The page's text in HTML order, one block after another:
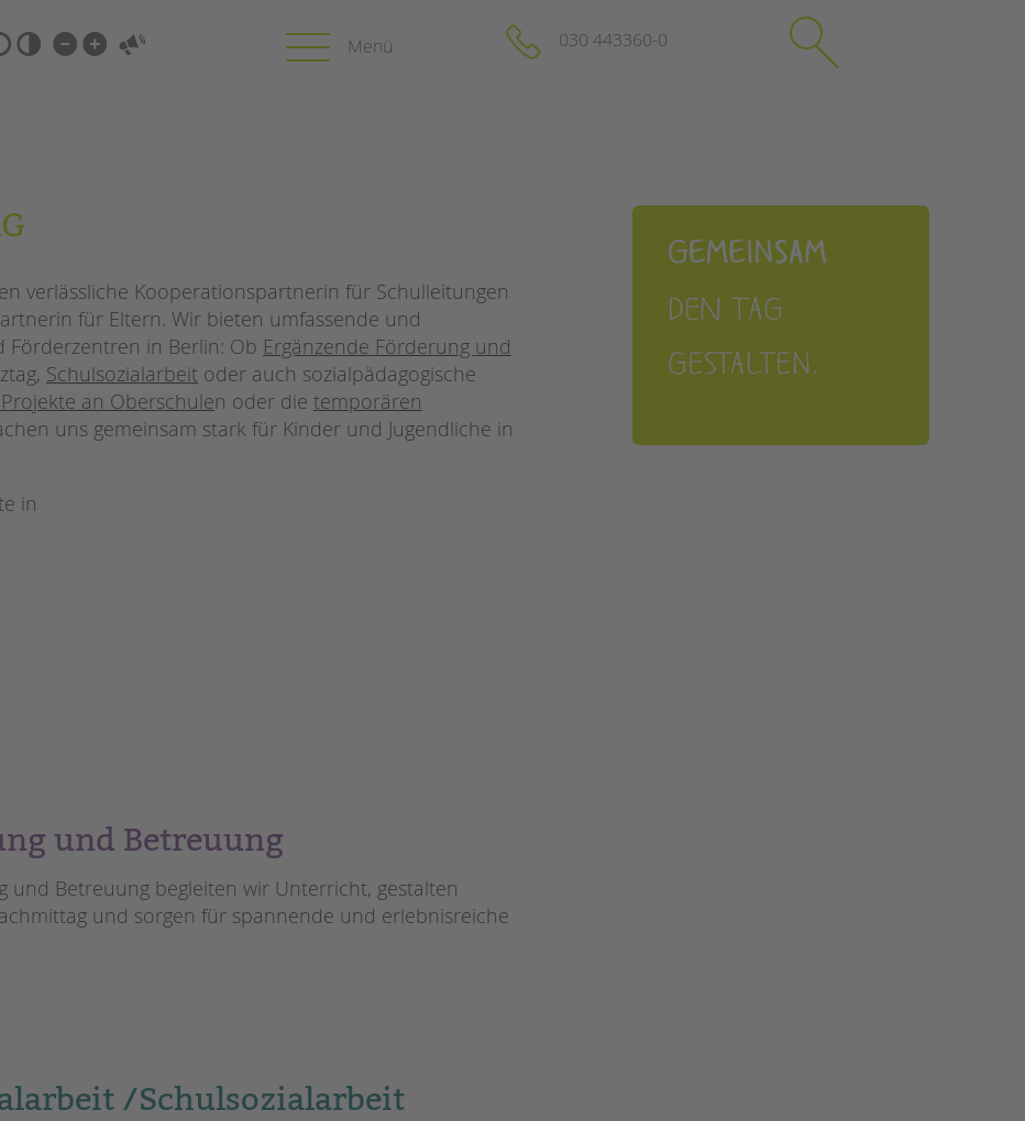
Kinder- und Jugendschutz
Unsere Videos
Gesellschafter VdK
schoolcoach BTL
tandem international
tandem als Arbeitgeberin
NEWS/BLOG
Briefe an Kai
Impressum
Hinweisgebersystem
schließen
030 443360-0
Suchen
verlässliche Kooperationspartnerin für Schulleitungen
für Eltern. Wir bieten umfassende und
in Berlin: Ob Ergänzende Förderung und
Schulsozialarbeit oder auch sozialpädagogische
an Oberschulen oder die temporären
uns gemeinsam stark für Kinder und Jugendliche in
in
und Betreuung
und Betreuung begleiten wir Unterricht, gestalten
und sorgen für spannende und erlebnisreiche
/Schulsozialarbeit